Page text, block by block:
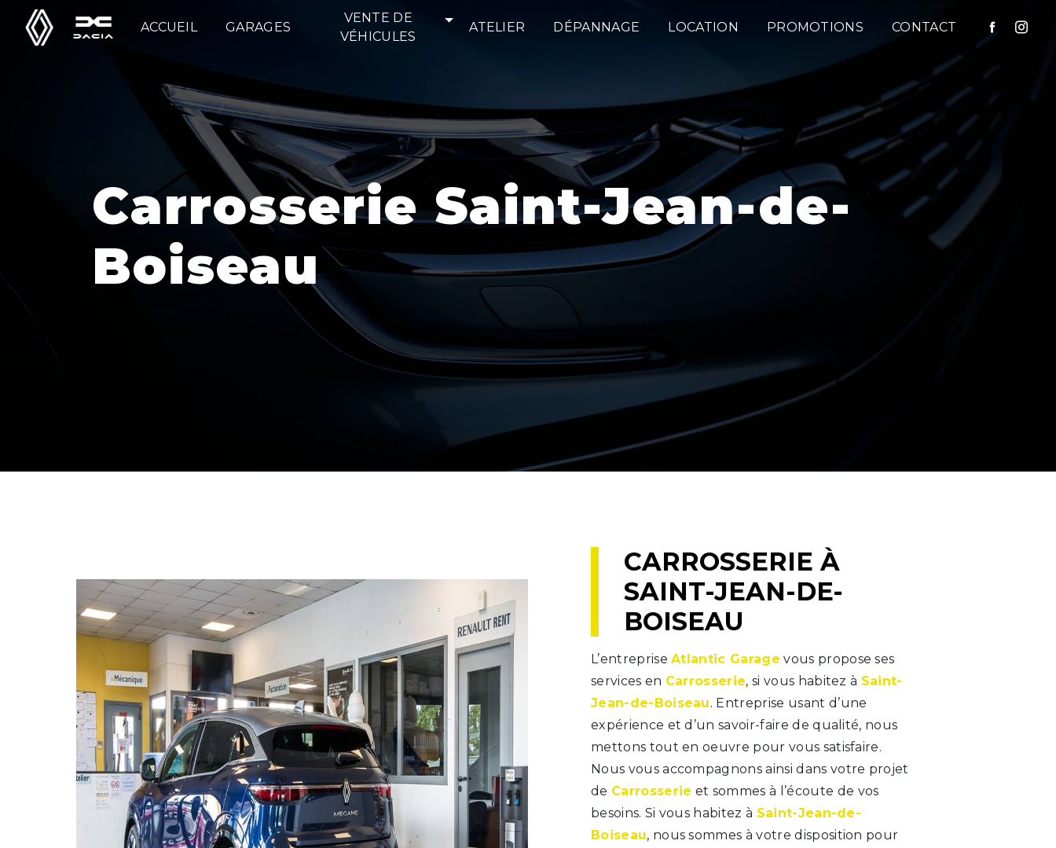
ACCUEIL GARAGES
VENTE DE
VÉHICULES
ATELIER DÉPANNAGE LOCATION PROMOTIONS CONTACT
Carrosserie Saint-Jean-de-
Boiseau
CARROSSERIE À
SAINT-JEAN-DE-
BOISEAU
L’entrepriseAtlantic Garage vous propose ses
services en Carrosserie, si vous habitez à Saint-
Jean-de-Boiseau. Entreprise usant d’une
expérience et d’un savoir-faire de qualité, nous
mettons tout en oeuvre pour vous satisfaire.
Nous vous accompagnons ainsi dans votre projet
de Carrosserie et sommes à l’écoute de vos
besoins. Si vous habitez à Saint-Jean-de-
Boiseau, nous sommes à votre disposition pour
Panneau de gestion des cookies